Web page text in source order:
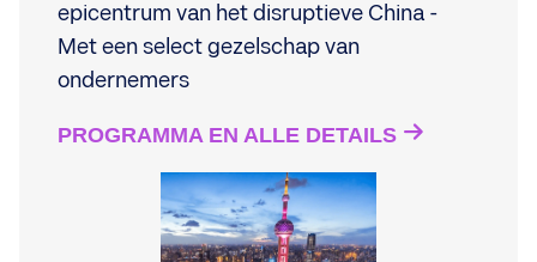
epicentrum van het disruptieve China -
Met een select gezelschap van
ondernemers
PROGRAMMA EN ALLE DETAILS